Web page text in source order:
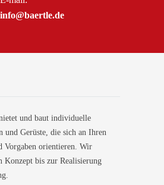
info@baertle.de
und baut individuelle
und Gerüste, die sich an Ihren
Vorgaben orientieren. Wir
Konzept bis zur Realisierung